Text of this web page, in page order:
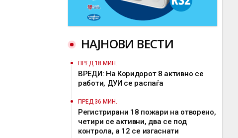
НАЈНОВИ ВЕСТИ
ПРЕД 18 МИН.
ВРЕДИ: На Коридорот 8 активно се
работи, ДУИ се распаѓа
ПРЕД 36 МИН.
Регистрирани 18 пожари на отворено,
четири се активни, два се под
контрола, а 12 се изгаснати